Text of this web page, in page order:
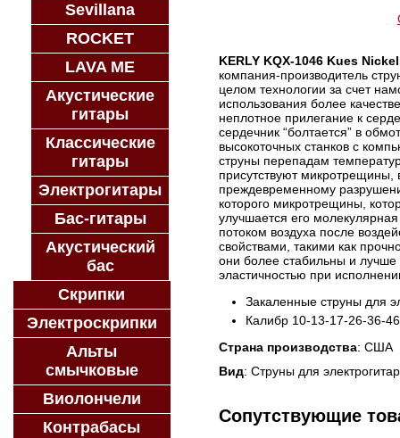
KERLY KQX-1046 Kues
компания-производитель
целом технологии за счет
использования более
неплотное прилегание к
сердечник “болтается” в
высокоточных станков с
струны перепадам
присутствуют микротрещины,
преждевременному
которого микротрещины,
улучшается его
потоком воздуха после
свойствами, такими как
они более стабильны и лучше
эластичностью при
Закаленные струны для
Калибр 10-13-17-26-36-46
Страна производства: США
Вид: Струны для
Сопутствующие
Sevillana
ROCKET
LAVA ME
Акустические
гитары
Классические
гитары
Электрогитары
Бас-гитары
Акустический
бас
Скрипки
Электроскрипки
Альты
смычковые
Виолончели
Контрабасы